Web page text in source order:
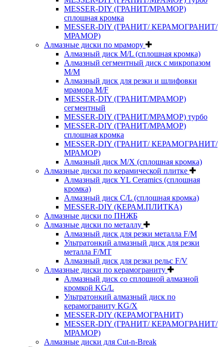
MESSER-DIY (ГРАНИТ/МРАМОР)
сплошная кромка
MESSER-DIY (ГРАНИТ/ КЕРАМОГРАНИТ/
МРАМОР)
Алмазные диски по мрамору
Алмазный диск M/L (сплошная кромка)
Алмазный сегментный диск с микропазом
M/M
Алмазный диск для резки и шлифовки
мрамора M/F
MESSER-DIY (ГРАНИТ/МРАМОР)
сегментный
MESSER-DIY (ГРАНИТ/МРАМОР) турбо
MESSER-DIY (ГРАНИТ/МРАМОР)
сплошная кромка
MESSER-DIY (ГРАНИТ/ КЕРАМОГРАНИТ/
МРАМОР)
Алмазный диск M/X (сплошная кромка)
Алмазные диски по керамической плитке
Алмазный диск YL Ceramics (сплошная
кромка)
Алмазный диск C/L (сплошная кромка)
MESSER-DIY (КЕРАМ.ПЛИТКА)
Алмазные диски по ПНЖБ
Алмазные диски по металлу
Алмазный диск для резки металла F/M
Ультратонкий алмазный диск для резки
металла F/MT
Алмазный диск для резки рельс F/V
Алмазные диски по керамограниту
Алмазный диск со сплошной алмазной
кромкой KG/L
Ультратонкий алмазный диск по
керамограниту KG/X
MESSER-DIY (КЕРАМОГРАНИТ)
MESSER-DIY (ГРАНИТ/ КЕРАМОГРАНИТ/
МРАМОР)
Алмазные диски для Cut-n-Break